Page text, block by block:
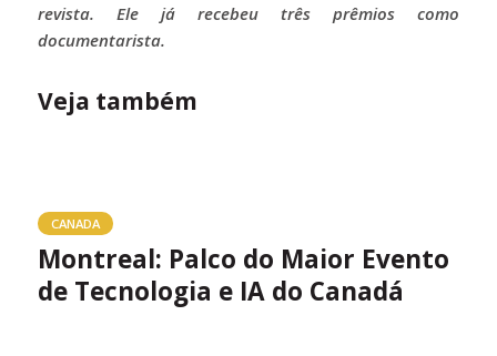
revista. Ele já recebeu três prêmios como
documentarista.
Veja também
CANADA
Montreal: Palco do Maior Evento
de Tecnologia e IA do Canadá